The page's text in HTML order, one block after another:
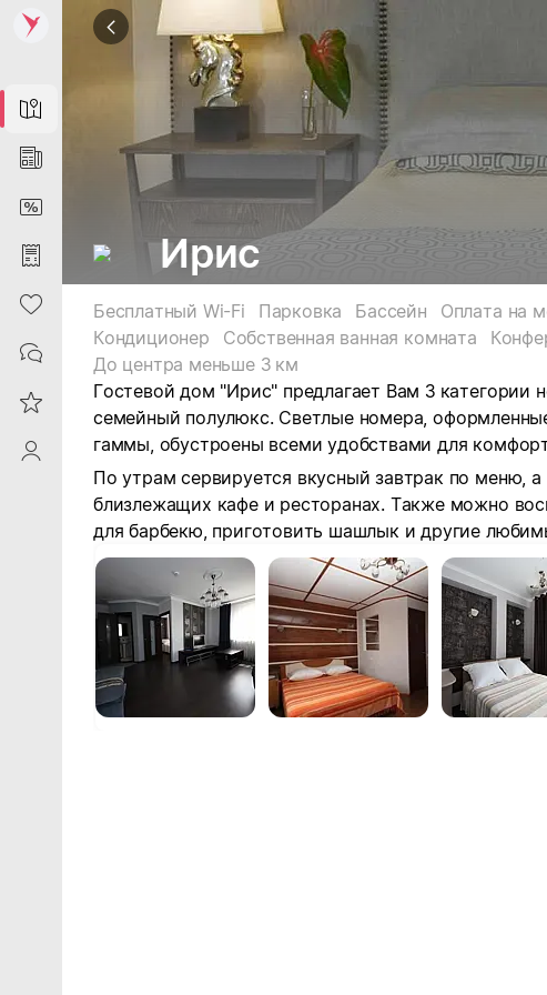
Map
News
DiscountCard
Purchases
Heart
Contacts
Reviews
ProfileSaby
Ирис
Бесплатный Wi-Fi Парковка Бассейн Оплата на
Кондиционер
Собственная ванная комната
До центра меньше 3 км
Гостевой дом "Ирис" предлагает Вам 3 категории
семейный полулюкс.Светлые номера,
гаммы, обустроены всеми удобствами для
По утрам сервируется вкусный завтрак по меню,
близлежащих кафе и ресторанах. Также можно
для барбекю, приготовить шашлык и другие